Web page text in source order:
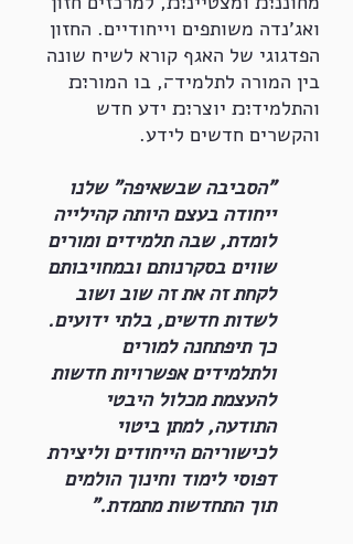
ואג'נדה משותפים וייחודיים. החזון
הפדגוגי של האגף קורא לשיח שונה
בין המורה לתלמיד׌, בו המור׊׉
והתלמיד׊׉ יוצר׊׉ ידע חדש
והקשרים חדשים לידע.
"הסביבה שבשאיפה" שלנו
ייחודה בעצם היותה קהילייה
לומדת, שבה תלמידים ומורים
שווים בסקרנותם ובמחויבותם
לקחת זה את זה שוב ושוב
לשדות חדשים, בלתי ידועים.
כך תיפתחנה למורים
ולתלמידים אפשרויות חדשות
להעצמת מכלול היבטי
התודעה, למתן ביטוי
לכישוריהם הייחודים וליצירת
דפוסי לימוד וחינוך הולמים
תוך התחדשות מתמדת."